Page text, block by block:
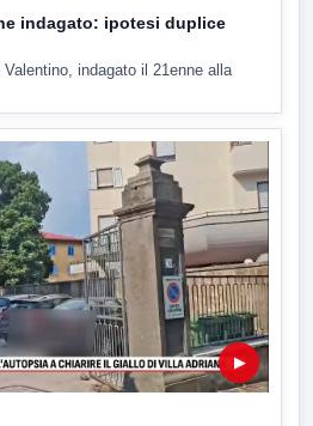
indagato: ipotesi duplice
indagato il 21enne alla
▶